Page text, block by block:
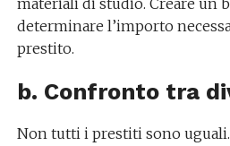
materiali di studio. Creare un
determinare l’importo
prestito.
b. Confronto tra
Non tutti i prestiti sono uguali.